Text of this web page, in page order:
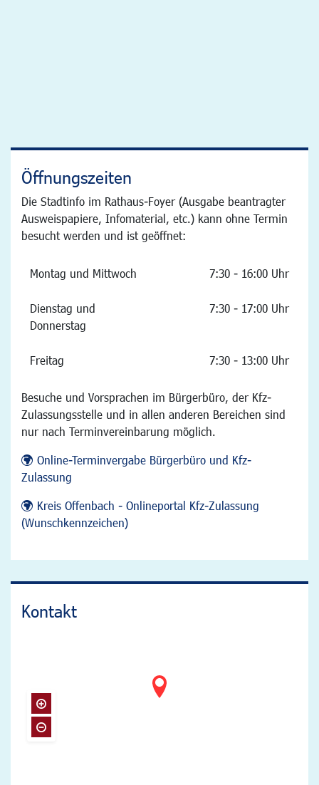
Öffnungszeiten
Die Stadtinfo im Rathaus-Foyer (Ausgabe beantragter
Ausweispapiere, Infomaterial, etc.) kann ohne Termin
besucht werden und ist geöffnet:
Montag und Mittwoch 7:30 - 16:00 Uhr
Dienstag und
Donnerstag
7:30 - 17:00 Uhr
Freitag 7:30 - 13:00 Uhr
Besuche und Vorsprachen im Bürgerbüro, der Kfz-
Zulassungsstelle und in allen anderen Bereichen sind
nur nach Terminvereinbarung möglich.
Online-Terminvergabe Bürgerbüro und Kfz-
Zulassung
Kreis Offenbach - Onlineportal Kfz-Zulassung
(Wunschkennzeichen)
Kontakt